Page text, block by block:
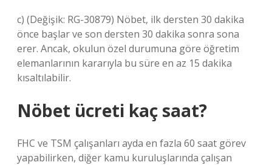
c) (Değişik: RG-30879) Nöbet, ilk dersten 30 dakika
önce başlar ve son dersten 30 dakika sonra sona
erer. Ancak, okulun özel durumuna göre öğretim
elemanlarının kararıyla bu süre en az 15 dakika
kısaltılabilir.
Nöbet ücreti kaç saat?
FHC ve TSM çalışanları ayda en fazla 60 saat görev
yapabilirken, diğer kamu kuruluşlarında çalışan